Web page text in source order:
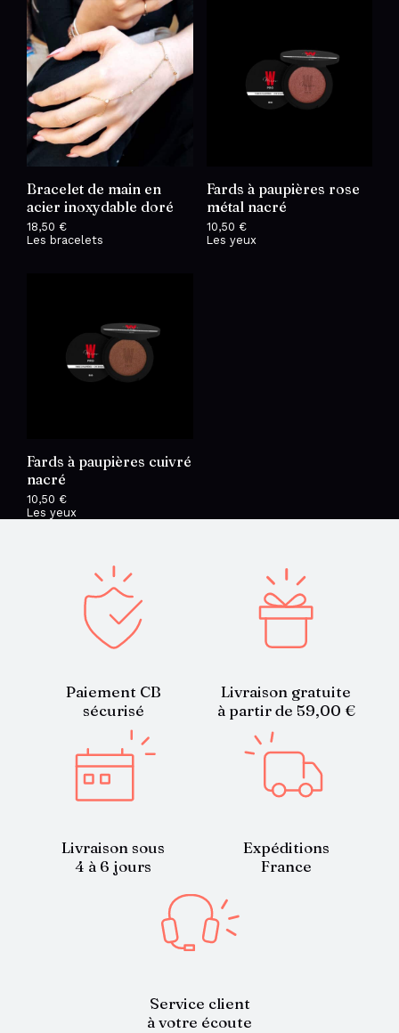
Bracelet de main en
acier inoxydable doré
18,50 €
Les bracelets
Fards à paupières rose
métal nacré
10,50 €
Les yeux
Fards à paupières cuivré
nacré
10,50 €
Les yeux
Paiement CB
sécurisé
Livraison gratuite
à partir de 59,00 €
Livraison sous
4 à 6 jours
Expéditions
France
Service client
à votre écoute